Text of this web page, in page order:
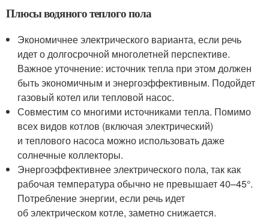
Плюсы водяного теплого пола
Экономичнее электрического варианта, если речь
идет о долгосрочной многолетней перспективе.
Важное уточнение: источник тепла при этом должен
быть экономичным и энергоэффективным. Подойдет
газовый котел или тепловой насос.
Совместим со многими источниками тепла. Помимо
всех видов котлов (включая электрический)
и теплового насоса можно использовать даже
солнечные коллекторы.
Энергоэффективнее электрического пола, так как
рабочая температура обычно не превышает 40–45°.
Потребление энергии, если речь идет
об электрическом котле, заметно снижается.